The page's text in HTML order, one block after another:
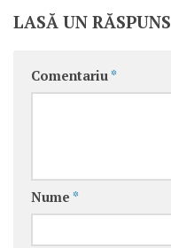
LASĂ UN RĂSPUNS
Comentariu *
Nume *